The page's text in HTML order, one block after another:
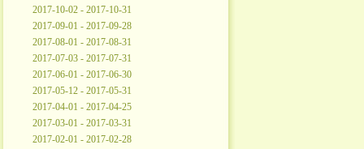
2017-10-02 - 2017-10-31
2017-09-01 - 2017-09-28
2017-08-01 - 2017-08-31
2017-07-03 - 2017-07-31
2017-06-01 - 2017-06-30
2017-05-12 - 2017-05-31
2017-04-01 - 2017-04-25
2017-03-01 - 2017-03-31
2017-02-01 - 2017-02-28